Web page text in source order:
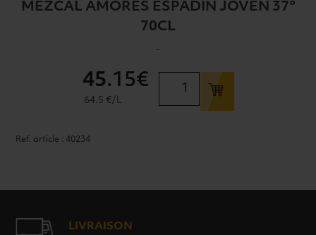
MEZCAL AMORES ESPADIN JOVEN 37°
70CL
-
MEZCAL
45.15€
64.5 €/L
Ref. article : 40234
LIVRAISON